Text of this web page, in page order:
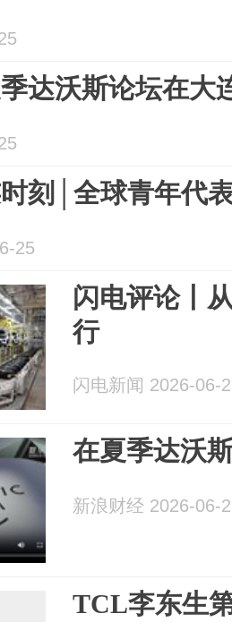
达沃斯论坛在大
刻│全球青年代
25
闪电评论丨
行
闪电新闻 2026-06-
在夏季达沃
新浪财经 2026-06-
TCL李东生